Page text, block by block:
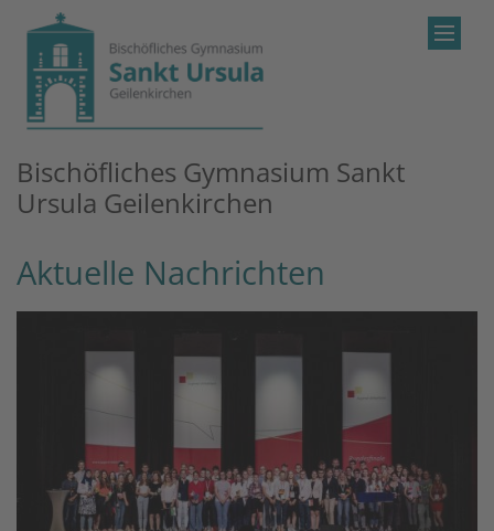
Zum Inhalt springen
Bischöfliches Gymnasium Sankt
Ursula Geilenkirchen
Aktuelle Nachrichten